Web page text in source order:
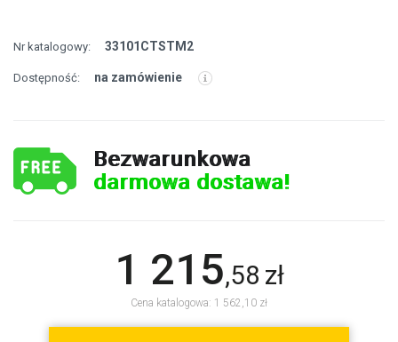
Nr katalogowy: 33101CTSTM2
Dostępność: na zamówienie
Bezwarunkowa
darmowa dostawa!
1 215,58 zł
Cena katalogowa: 1 562,10 zł